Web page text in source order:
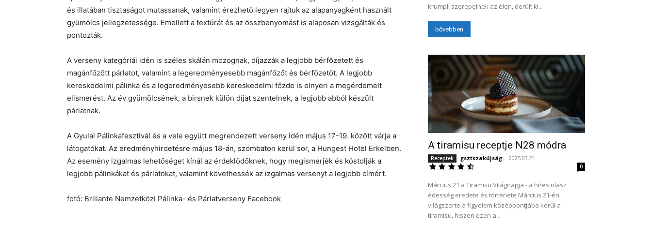
és illatában tisztaságot mutassanak, valamint érezhető legyen rajtuk az alapanyagként használt
gyümölcs jellegzetessége. Emellett a textúrát és az összbenyomást is alaposan vizsgálták és
pontozták.
A verseny kategóriái idén is széles skálán mozognak, díjazzák a legjobb bérfőzetett és
magánfőzött párlatot, valamint a legeredményesebb magánfőzőt és bérfőzetőt. A legjobb
kereskedelmi pálinka és a legeredményesebb kereskedelmi főzde is elnyeri a megérdemelt
elismerést. Az év gyümölcsének, a birsnek külön díjat szentelnek, a legjobb abból készült
párlatnak.
A Gyulai Pálinkafesztivál és a vele együtt megrendezett verseny idén május 17-19. között várja a
látogatókat. Az eredményhirdetésre május 18-án, szombaton kerül sor, a Hungest Hotel Erkelben.
Az esemény izgalmas lehetőséget kínál az érdeklődőknek, hogy megismerjék és kóstolják a
legjobb pálinkákat és párlatokat, valamint követhessék az izgalmas versenyt a legjobb címért.
fotó: Brillante Nemzetközi Pálinka- és Párlatverseny Facebook
krumpli szerepelnek az élen, derült ki...
bővebben
A tiramisu receptje N28 módra
Receptek gsztszakújság - 2025.03.21.
0
Március 21 a Tiramisu Világnapja - a híres olasz
édesség eredete és története Március 21-én
világszerte a figyelem középpontjába kerül a
tiramisu, hiszen ezen a...